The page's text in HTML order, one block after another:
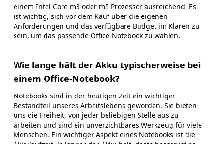
einem Intel Core m3 oder m5 Prozessor ausreichend. Es
ist wichtig, sich vor dem Kauf über die eigenen
Anforderungen und das verfügbare Budget im Klaren zu
sein, um das passende Office-Notebook zu wählen.
Wie lange hält der Akku typischerweise bei
einem Office-Notebook?
Notebooks sind in der heutigen Zeit ein wichtiger
Bestandteil unseres Arbeitslebens geworden. Sie bieten
uns die Freiheit, von jeder beliebigen Stelle aus zu
arbeiten und sind ein unverzichtbares Werkzeug für viele
Menschen. Ein wichtiger Aspekt eines Notebooks ist die